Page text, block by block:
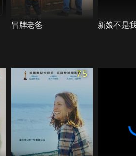
冒牌老爸 新娘不是
7.5